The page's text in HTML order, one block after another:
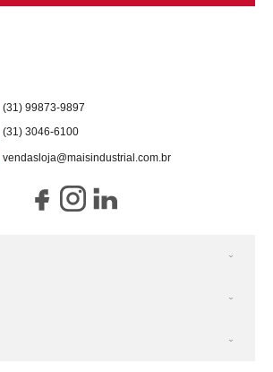
(31) 99873-9897
(31) 3046-6100
vendasloja@maisindustrial.com.br